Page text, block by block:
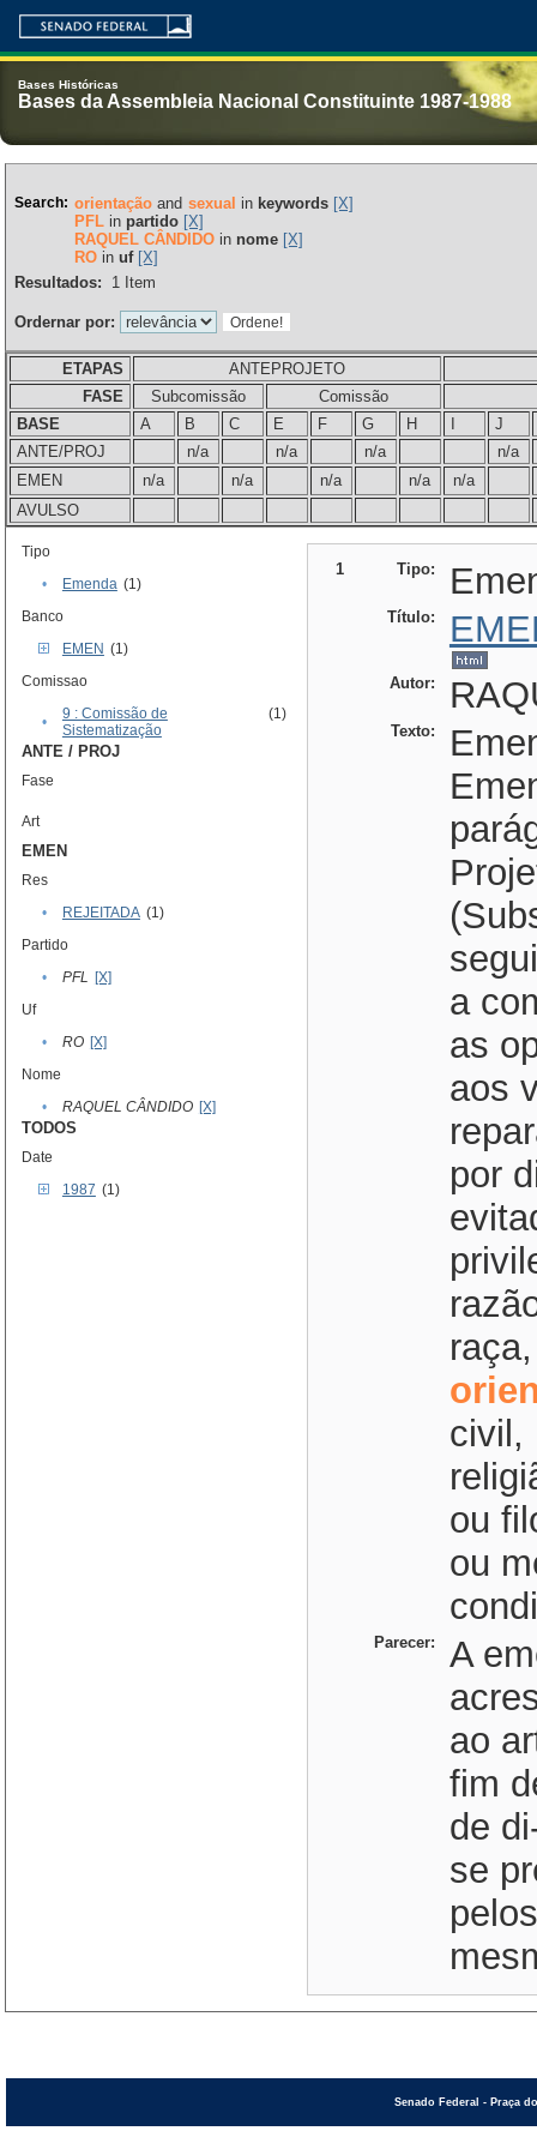
Bases Históricas
Bases da Assembleia Nacional Constituinte 1987-1988
Search: orientaçãoand sexual in keywords [X]
PFLin partido [X]
RAQUEL CÂNDIDOin nome [X]
ROin uf [X]
Resultados:
1Item
Ordernar por:
ETAPAS
ANTEPROJETO
FASE
Subcomissão
Comissão
BASE
A B C E F G H
J
ANTE/PROJ
n/a n/a n/a
n/a
EMEN
n/a n/a n/a n/a
n/a
AVULSO
Tipo
•
Emenda (1)
Banco
EMEN (1)
Comissao
•
9 : Comissão de
Sistematização
(1)
ANTE / PROJ
Fase
Art
EMEN
Res
•
REJEITADA (1)
Partido
•
PFL [X]
Uf
•
RO [X]
Nome
•
RAQUEL CÂNDIDO [X]
TODOS
Date
1987 (1)
1 Tipo:
Título:
Autor:
Texto:
a
as
aos
por
civil,
ou
ou
Parecer:
A
ao
fim
de
se
Senado Federal - Praça